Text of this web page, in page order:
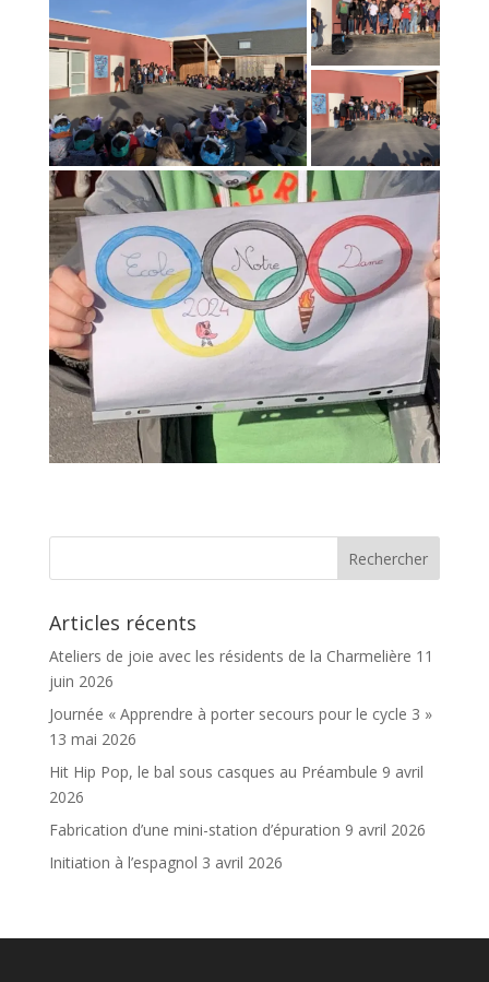
Articles récents
Ateliers de joie avec les résidents de la Charmelière 11
juin 2026
Journée « Apprendre à porter secours pour le cycle 3 »
13 mai 2026
Hit Hip Pop, le bal sous casques au Préambule 9 avril
2026
Fabrication d’une mini-station d’épuration 9 avril 2026
Initiation à l’espagnol 3 avril 2026